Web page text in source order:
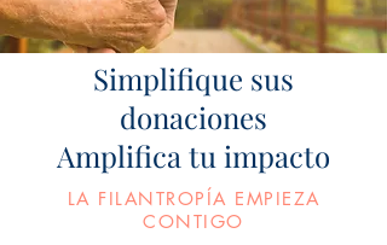
Simplifique sus
donaciones
Amplifica tu impacto
LA FILANTROPÍA EMPIEZA
CONTIGO